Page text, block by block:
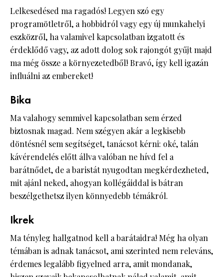
Lelkesedésed ma ragadós! Legyen szó egy
programötletről, a hobbidról vagy egy új munkahelyi
eszközről, ha valamivel kapcsolatban izgatott és
érdeklődő vagy, az adott dolog sok rajongót gyűjt majd
ma még össze a környezetedből! Bravó, így kell igazán
influálni az embereket!
Bika
Ma valahogy semmivel kapcsolatban sem érzed
biztosnak magad. Nem szégyen akár a legkisebb
döntésnél sem segítséget, tanácsot kérni: oké, talán
kávérendelés előtt állva valóban ne hívd fel a
barátnődet, de a baristát nyugodtan megkérdezheted,
mit ajánl neked, ahogyan kollégáiddal is bátran
beszélgethetsz ilyen könnyedebb témákról.
Ikrek
Ma tényleg hallgatnod kell a barátaidra! Még ha olyan
témában is adnak tanácsot, ami szerinted nem releváns,
érdemes legalább figyelned arra, amit mondanak,